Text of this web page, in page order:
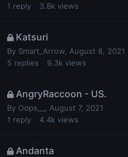
1 reply 3.8k views
Katsuri
By Smart_Arrow August 8, 2021
5 replies 9.3k views
AngryRaccoon - US.
By Oops__
August 7, 2021
1 reply 4.4k views
Andanta